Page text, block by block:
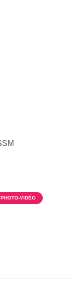
PHOTO-VIDÉO